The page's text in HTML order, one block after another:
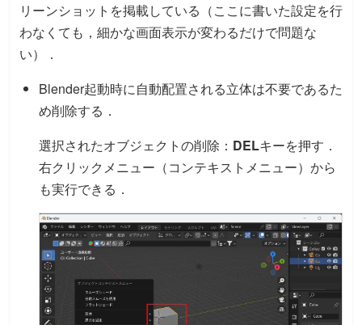
リーンショットを掲載している（ここに書いた設定を行
わなくても，細かな画面表示が変わるだけで問題な
い）．
Blender起動時に自動配置される立体は不要であるた
め削除する．
選択されたオブジェクトの削除： DELキーを押す．
右クリックメニュー（コンテキストメニュー）から
も実行できる．